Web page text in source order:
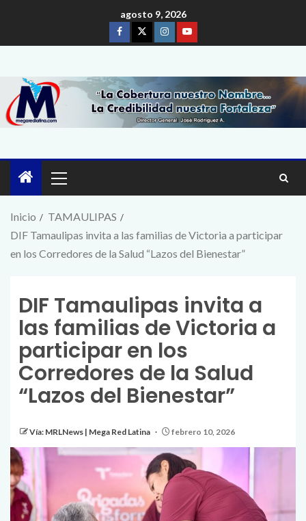
agosto 9, 2026
Inicio
TAMAULIPAS
DIF Tamaulipas invita a las familias de Victoria a participar
en los Corredores de la Salud “Lazos del Bienestar”
DIF Tamaulipas invita a
las familias de Victoria a
participar en los
Corredores de la Salud
“Lazos del Bienestar”
Vía: MRLNews | Mega Red Latina febrero 10, 2026